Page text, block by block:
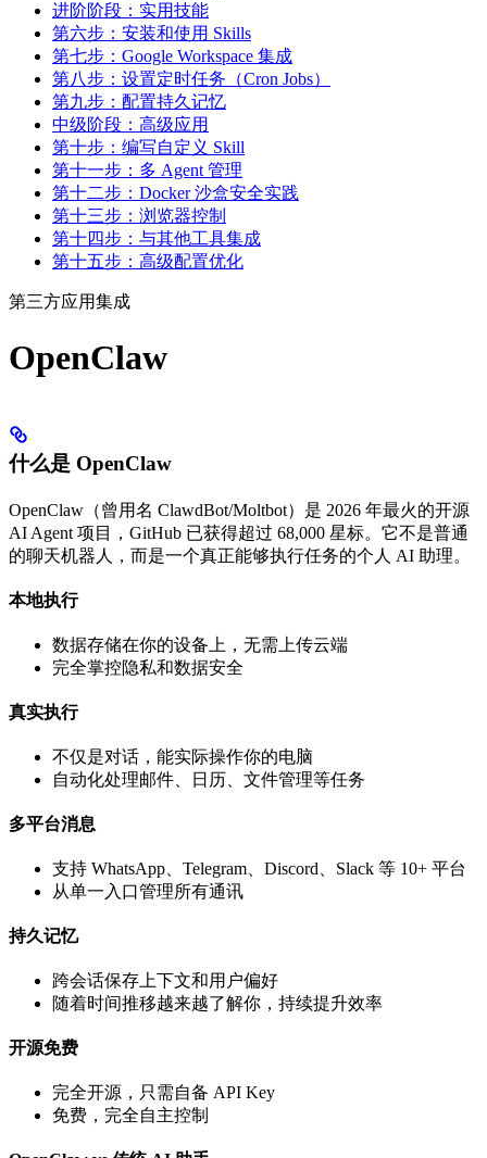
进阶阶段：实用技能
第六步：安装和使用 Skills
第七步：Google Workspace 集成
第八步：设置定时任务（Cron Jobs）
第九步：配置持久记忆
中级阶段：高级应用
第十步：编写自定义 Skill
第十一步：多 Agent 管理
第十二步：Docker 沙盒安全实践
第十三步：浏览器控制
第十四步：与其他工具集成
第十五步：高级配置优化
第三方应用集成
OpenClaw
什么是 OpenClaw
OpenClaw（曾用名 ClawdBot/Moltbot）是 2026 年最火的开源
AI Agent 项目，GitHub 已获得超过 68,000 星标。它不是普通
的聊天机器人，而是一个真正能够执行任务的个人 AI 助理。
本地执行
数据存储在你的设备上，无需上传云端
完全掌控隐私和数据安全
真实执行
不仅是对话，能实际操作你的电脑
自动化处理邮件、日历、文件管理等任务
多平台消息
支持 WhatsApp、Telegram、Discord、Slack 等 10+ 平台
从单一入口管理所有通讯
持久记忆
跨会话保存上下文和用户偏好
随着时间推移越来越了解你，持续提升效率
开源免费
完全开源，只需自备 API Key
免费，完全自主控制